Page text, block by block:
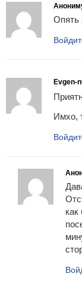
Опять
Evgen-
Имхо,
как